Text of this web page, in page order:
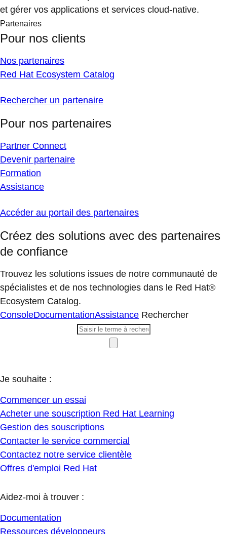
et gérer vos applications et services cloud-native.
Partenaires
Pour nos clients
Nos partenaires
Red Hat Ecosystem Catalog
Rechercher un partenaire
Pour nos partenaires
Partner Connect
Devenir partenaire
Formation
Assistance
Accéder au portail des partenaires
Créez des solutions avec des partenaires
de confiance
Trouvez les solutions issues de notre communauté de
spécialistes et de nos technologies dans le Red Hat®
Ecosystem Catalog.
ConsoleDocumentationAssistance Rechercher
Je souhaite :
Commencer un essai
Acheter une souscription Red Hat Learning
Gestion des souscriptions
Contacter le service commercial
Contactez notre service clientèle
Offres d'emploi Red Hat
Aidez-moi à trouver :
Documentation
Ressources développeurs